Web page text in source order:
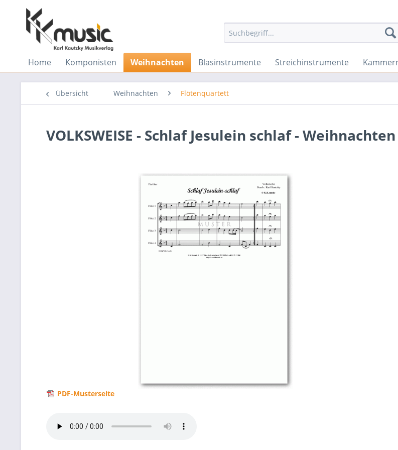
Home Komponisten Weihnachten Blasinstrumente Streichinstrumente
Übersicht Weihnachten Flötenquartett
VOLKSWEISE - Schlaf Jesulein schlaf -
PDF-Musterseite